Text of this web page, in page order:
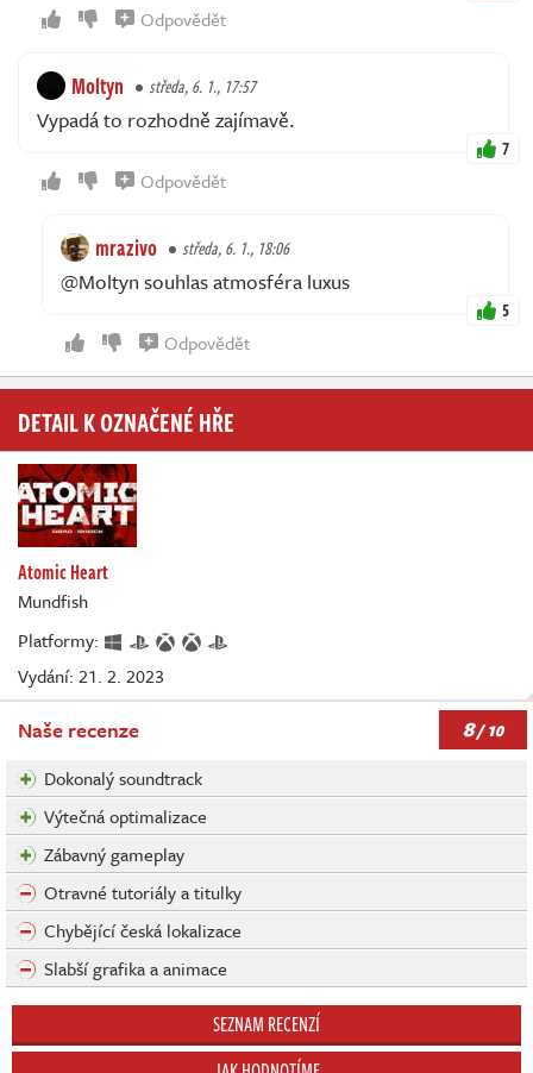
Odpovědět
Moltyn středa, 6. 1., 17:57
Vypadá to rozhodně zajímavě.
7
Odpovědět
mrazivo středa, 6. 1., 18:06
@Moltyn souhlas atmosféra luxus
5
Odpovědět
DETAIL K OZNAČENÉ HŘE
Atomic Heart
Mundfish
Platformy:
Vydání: 21. 2. 2023
Naše recenze 8/ 10
Dokonalý soundtrack
Výtečná optimalizace
Zábavný gameplay
Otravné tutoriály a titulky
Chybějící česká lokalizace
Slabší grafika a animace
SEZNAM RECENZÍ